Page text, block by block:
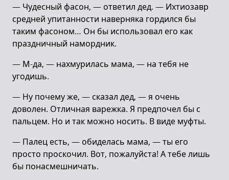
— Чудесный фасон, — ответил дед. — Ихтиозавр
средней упитанности наверняка гордился бы
таким фасоном… Он бы использовал его как
праздничный намордник.
— М-да, — нахмурилась мама, — на тебя не
угодишь.
— Ну почему же, — сказал дед, — я очень
доволен. Отличная варежка. Я предпочел бы с
пальцем. Но и так можно носить. В виде муфты.
— Палец есть, — обиделась мама, — ты его
просто проскочил. Вот, пожалуйста! А тебе лишь
бы понасмешничать.